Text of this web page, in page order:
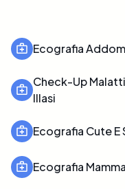
Ecografia
Check-Up
Illasi
Ecografia Cute
Ecografia